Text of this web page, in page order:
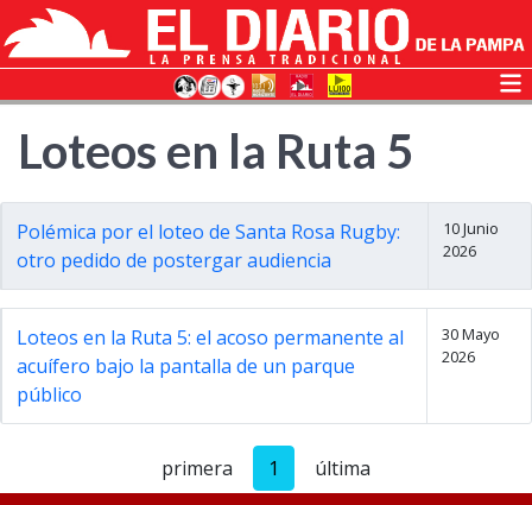
Loteos en la Ruta 5
Polémica por el loteo de Santa Rosa Rugby:
otro pedido de postergar audiencia
10 Junio
2026
Loteos en la Ruta 5: el acoso permanente al
acuífero bajo la pantalla de un parque
público
30 Mayo
2026
primera 1 última